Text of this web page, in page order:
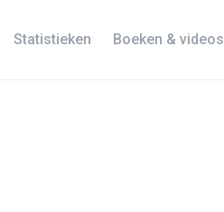
Statistieken Boeken & videos